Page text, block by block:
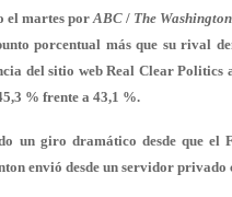
el martes porABC / The
porcentual más que su rival
del sitio web Real Clear Politics
% frente a 43,1 %.
un giro dramático desde que el
envió desde un servidor privado